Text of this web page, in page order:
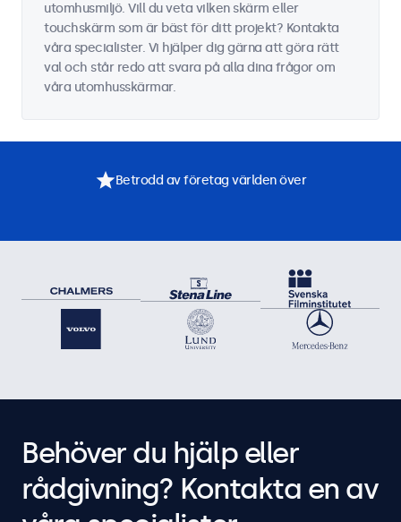
utomhusmiljö. Vill du veta vilken skärm eller
touchskärm som är bäst för ditt projekt? Kontakta
våra specialister. Vi hjälper dig gärna att göra rätt
val och står redo att svara på alla dina frågor om
våra utomhusskärmar.
Betrodd av företag världen över
Behöver du hjälp eller
rådgivning? Kontakta en av